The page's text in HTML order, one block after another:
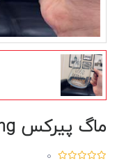
ماگ پیرکس good morning
0